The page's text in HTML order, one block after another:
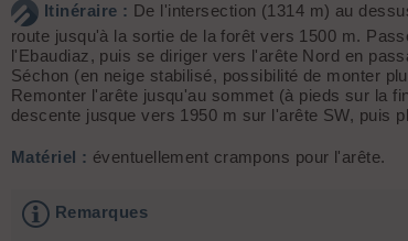
Itinéraire : De l'intersection (1314 m) au
route jusqu'à la sortie de la forêt vers 1500 m.
l'Ebaudiaz, puis se diriger vers l'arête Nord en
Séchon (en neige stabilisé, possibilité de monter
Remonter l'arête jusqu'au sommet (à pieds sur la
descente jusque vers 1950 m sur l'arête SW, puis
Matériel : éventuellement crampons pour l'arête.
Remarques